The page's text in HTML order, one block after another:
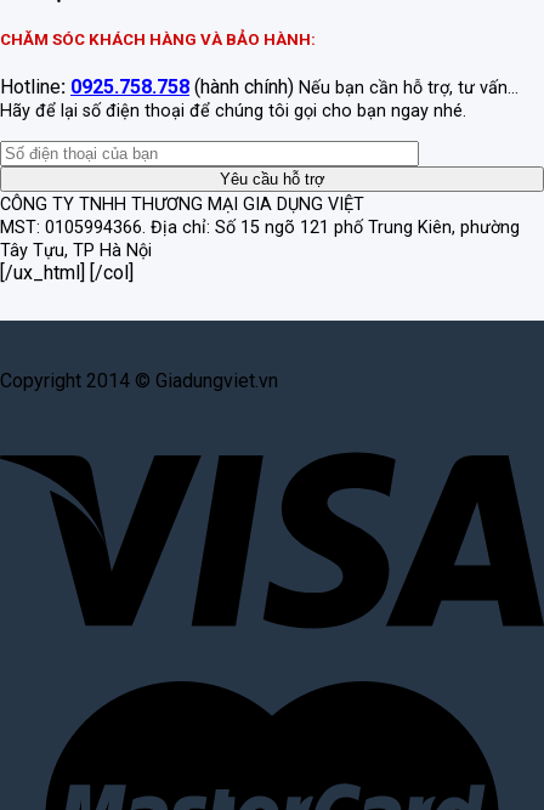
CHĂM SÓC KHÁCH HÀNG VÀ BẢO HÀNH:
Hotline: 0925.758.758 (hành chính) Nếu bạn cần hỗ trợ, tư vấn...
Hãy để lại số điện thoại để chúng tôi gọi cho bạn ngay nhé.
CÔNG TY TNHH THƯƠNG MẠI GIA DỤNG VIỆT
MST: 0105994366. Địa chỉ: Số 15 ngõ 121 phố Trung Kiên, phường
Tây Tựu, TP Hà Nội
[/ux_html] [/col]
Copyright 2014 © Giadungviet.vn